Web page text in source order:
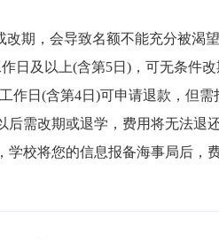
改期，会导致名额不能充分被渴
日及以上(含第5日)，可无条件
作日(含第4日)可申请退款，但
后需改期或退学，费用将无法退
学校将您的信息报备海事局后，